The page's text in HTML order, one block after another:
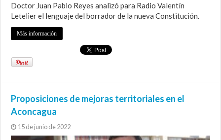
Doctor Juan Pablo Reyes analizó para Radio Valentín
Letelier el lenguaje del borrador de la nueva Constitución.
Más información
Proposiciones de mejoras territoriales en el
Aconcagua
15 de junio de 2022